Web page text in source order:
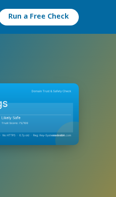
Run a Free Check